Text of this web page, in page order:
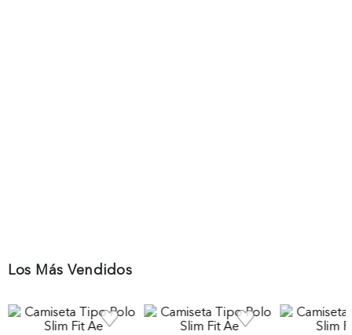
Los Más Vendidos